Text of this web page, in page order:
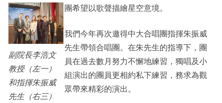
副院長李浩文
教授（左一）
和指揮朱振威
先生（右三）
團希望以歌聲描繪星空意境。
我們今年再次邀得中大合唱團指揮朱振威
先生帶領合唱團。在朱先生的指導下，團
員在過去數月努力不懈地練習，獨唱及小
組演出的團員更相約私下練習，務求為觀
眾帶來精彩的演出。